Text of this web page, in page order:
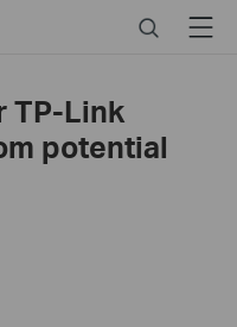
SearchMenu
TP-Link
potential